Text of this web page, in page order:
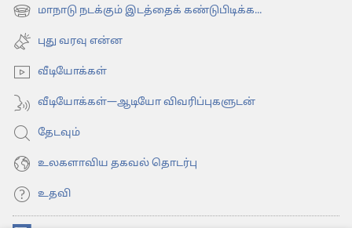
new மாநாடு நடக்கும் இடத்தைக் கண்டுபிடிக்க...
(opens
new
window)
புது வரவு என்ன
வீடியோக்கள்
வீடியோக்கள்—ஆடியோ விவரிப்புகளுடன்
தேடவும்
உலகளாவிய தகவல் தொடர்பு
உதவி